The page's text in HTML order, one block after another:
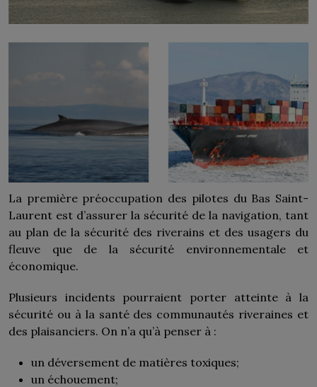
La première préoccupation des pilotes du Bas Saint-
Laurent est d’assurer la sécurité de la navigation, tant
au plan de la sécurité des riverains et des usagers du
fleuve que de la sécurité environnementale et
économique.
Plusieurs incidents pourraient porter atteinte à la
sécurité ou à la santé des communautés riveraines et
des plaisanciers. On n’a qu’à penser à :
un déversement de matières toxiques;
un échouement;